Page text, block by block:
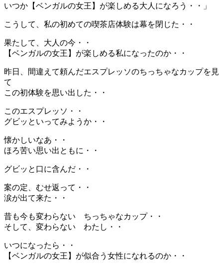
いつか【ベンガルの女王】が楽しめる大人になろう・・」
こうして、私の初めての喫茶店体験は幕を閉じた・・
果たして、大人の今・・
【ベンガルの女王】が楽しめる私になったのか・・
昨日、間違えて頼んだエスプレッソのちっちゃなカップを見
て
この初体験を思い出した・・
このエスプレッソ・・
グビッといってみようか・・
懐かしいなあ・・
ほろ苦い思い出ともに・・
グビッと口に含んだ・・
案の定、むせ返って・・
涙が出て来た・・
昔も今も変わらない ちっちゃなカップ・・
そして、変わらない わたし・・
いつになったら・・
【ベンガルの女王】が似合う女性になれるのか・・